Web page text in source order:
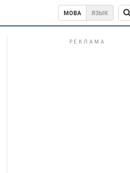
МОВА ЯЗЫК